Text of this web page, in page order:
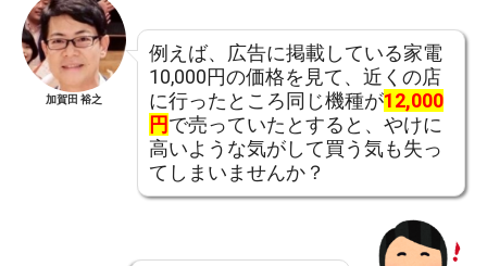
加賀田 裕之
例えば、広告に掲載している家電
10,000円の価格を見て、近くの店
に行ったところ同じ機種が12,000
円で売っていたとすると、やけに
高いような気がして買う気も失っ
てしまいませんか？